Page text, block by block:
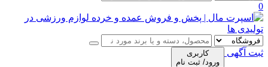
0
ثبت آگهی
کاربری
ورود/ ثبت نام